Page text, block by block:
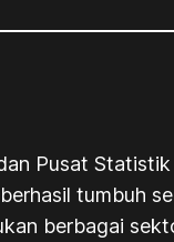
Pusat
tumbuh
berbagai